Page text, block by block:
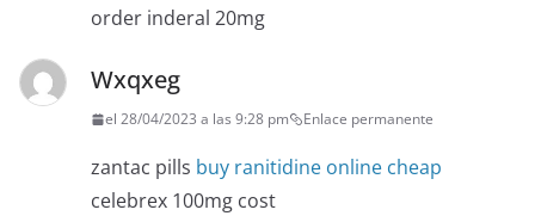
order inderal 20mg
Wxqxeg
el 28/04/2023 a las 9:28 pm Enlace permanente
zantac pills buy ranitidine online cheap
celebrex 100mg cost